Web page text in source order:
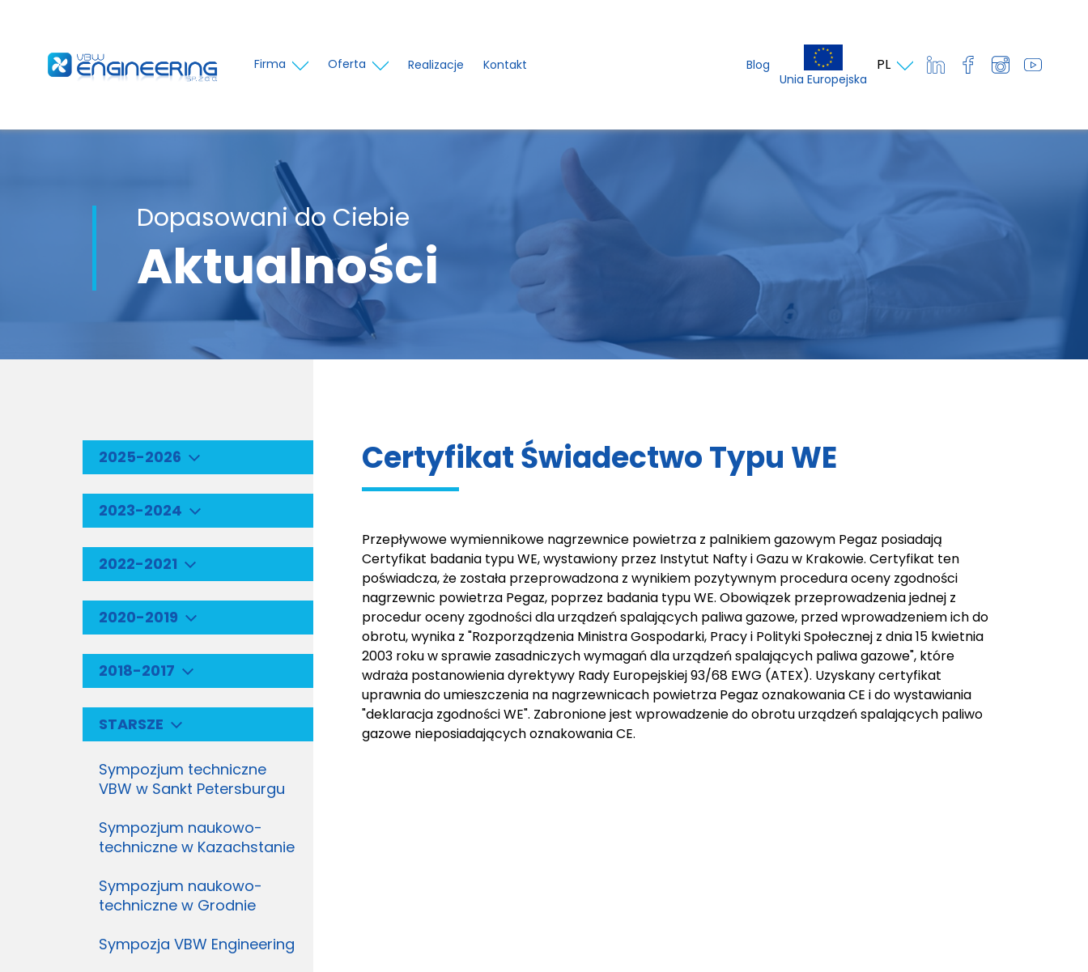
Firma Oferta Realizacje Kontakt
Blog
Unia Europejska
PL
Dopasowani do Ciebie
Aktualności
2025-2026
2023-2024
2022-2021
2020-2019
2018-2017
STARSZE
Sympozjum techniczne
VBW w Sankt Petersburgu
Sympozjum naukowo-
techniczne w Kazachstanie
Sympozjum naukowo-
techniczne w Grodnie
Sympozja VBW Engineering
Certyfikat Świadectwo Typu WE
Przepływowe wymiennikowe nagrzewnice powietrza z palnikiem gazowym Pegaz posiadają
Certyfikat badania typu WE, wystawiony przez Instytut Nafty i Gazu w Krakowie. Certyfikat ten
poświadcza, że została przeprowadzona z wynikiem pozytywnym procedura oceny zgodności
nagrzewnic powietrza Pegaz, poprzez badania typu WE. Obowiązek przeprowadzenia jednej z
procedur oceny zgodności dla urządzeń spalających paliwa gazowe, przed wprowadzeniem ich do
obrotu, wynika z "Rozporządzenia Ministra Gospodarki, Pracy i Polityki Społecznej z dnia 15 kwietnia
2003 roku w sprawie zasadniczych wymagań dla urządzeń spalających paliwa gazowe", które
wdraża postanowienia dyrektywy Rady Europejskiej 93/68 EWG (ATEX). Uzyskany certyfikat
uprawnia do umieszczenia na nagrzewnicach powietrza Pegaz oznakowania CE i do wystawiania
"deklaracja zgodności WE". Zabronione jest wprowadzenie do obrotu urządzeń spalających paliwo
gazowe nieposiadających oznakowania CE.